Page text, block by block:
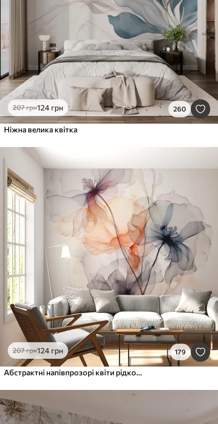
207грн124 грн 260
Ніжна велика квітка
207грн124 грн 179
Абстрактні напівпрозорі квіти рідкою аквареллю